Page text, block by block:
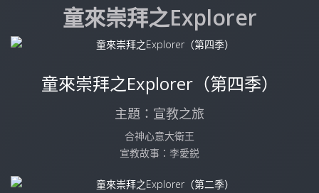
童來崇拜之Explorer
童來崇拜之Explorer（第四季）
主題：宣教之旅
合神心意大衛王
宣教故事：李愛鋭